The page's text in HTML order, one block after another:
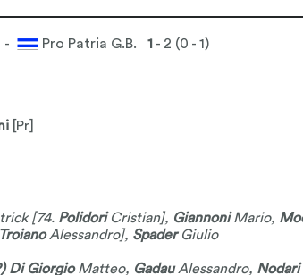
Pro Patria G.B. 1 - 2 (0 - 1)
[Pr]
[74. PolidoriCristian], GiannoniMario,
TroianoAlessandro], SpaderGiulio
Di GiorgioMatteo, GadauAlessandro, Nodari